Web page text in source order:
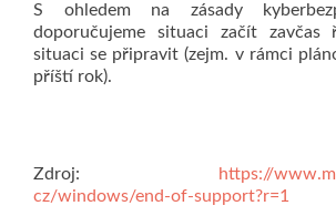
S ohledem na zásady
doporučujeme situaci začít
situaci se připravit (zejm. v rámci
příští rok).
Zdroj:
https://
cz/windows/end-of-support?r=1